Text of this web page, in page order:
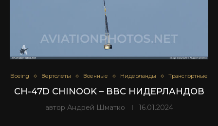
Boeing Вертолеты Военные Нидерланды Транспортные
CH-47D CHINOOK – ВВС НИДЕРЛАНДОВ
автор Андрей Шматко 16.01.2024